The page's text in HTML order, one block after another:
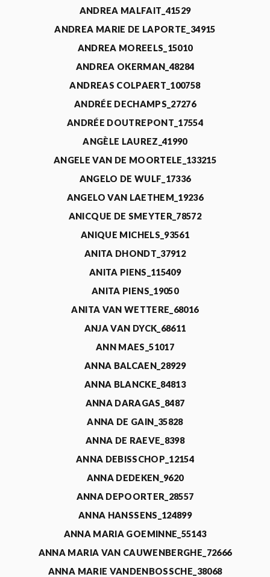
ANDREA MALFAIT_41529
ANDREA MARIE DE LAPORTE_34915
ANDREA MOREELS_15010
ANDREA OKERMAN_48284
ANDREAS COLPAERT_100758
ANDRÉE DECHAMPS_27276
ANDRÉE DOUTREPONT_17554
ANGÈLE LAUREZ_41990
ANGELE VAN DE MOORTELE_133215
ANGELO DE WULF_17336
ANGELO VAN LAETHEM_19236
ANICQUE DE SMEYTER_78572
ANIQUE MICHELS_93561
ANITA DHONDT_37912
ANITA PIENS_115409
ANITA PIENS_19050
ANITA VAN WETTERE_68016
ANJA VAN DYCK_68611
ANN MAES_51017
ANNA BALCAEN_28929
ANNA BLANCKE_84813
ANNA DARAGAS_8487
ANNA DE GAIN_35828
ANNA DE RAEVE_8398
ANNA DEBISSCHOP_12154
ANNA DEDEKEN_9620
ANNA DEPOORTER_28557
ANNA HANSSENS_124899
ANNA MARIA GOEMINNE_55143
ANNA MARIA VAN CAUWENBERGHE_72666
ANNA MARIE VANDENBOSSCHE_38068